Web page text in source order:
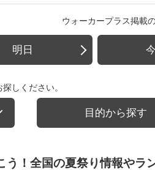
ウォーカープラス掲載
明日
しください。
目的から探す
！全国の夏祭り情報やラ